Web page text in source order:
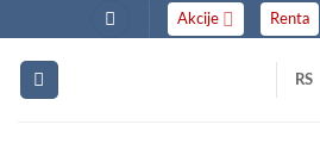
to
content
Akcije Renta
RS